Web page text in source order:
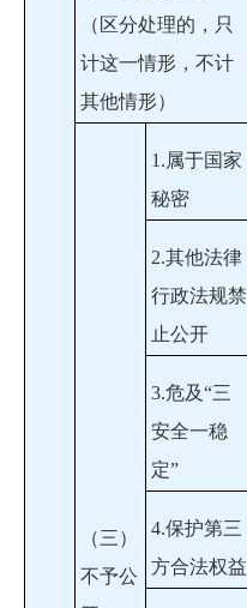
（区分处理的，只
计这一情形，不计
其他情形）
（三）
不予公
1.属于国家
秘密
2.其他法律
行政法规禁
止公开
3.危及“三
安全一稳
定”
4.保护第三
方合法权益